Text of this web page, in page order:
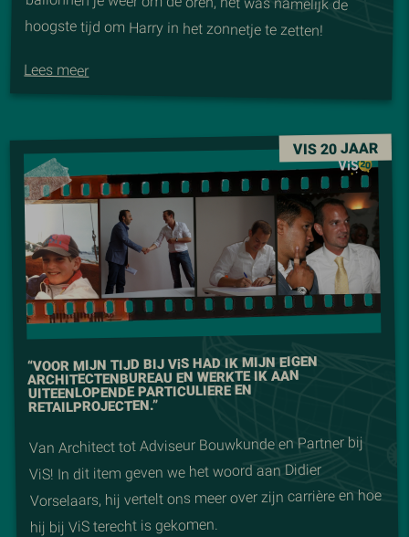
hoogste tijd om Harry in het zonnetje te zetten!
Lees meer
VIS 20 JAAR
“VOOR MIJN TIJD BIJ ViS HAD IK MIJN EIGEN
ARCHITECTENBUREAU EN WERKTE IK AAN
UITEENLOPENDE PARTICULIERE EN
RETAILPROJECTEN.”
Van Architect tot Adviseur Bouwkunde en Partner bij
ViS! In dit item geven we het woord aan Didier
Vorselaars, hij vertelt ons meer over zijn carrière en hoe
hij bij ViS terecht is gekomen.